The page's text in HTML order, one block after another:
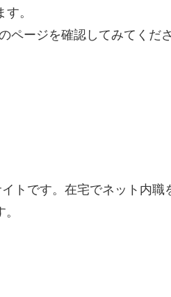
。
ページを確認してみてくださ
トです。在宅でネット内職